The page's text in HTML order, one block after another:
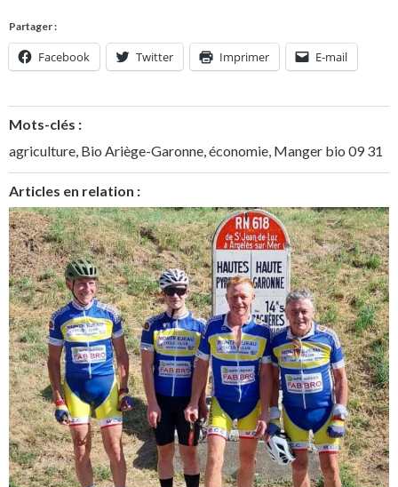
Partager :
Facebook Twitter Imprimer E-mail
Mots-clés :
agriculture Bio Ariège-Garonne économie Manger bio 09 31
Articles en relation :